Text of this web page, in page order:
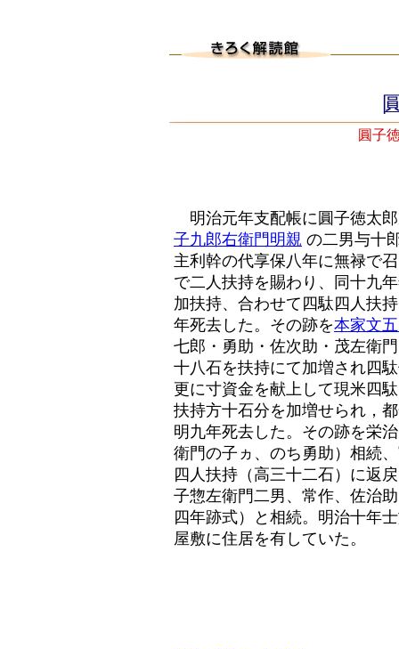
圓子
明治元年支配帳に 圓子徳太
子九郎右衛門明親 の二男与十
主利幹の代享保八年に無禄で
で二人扶持を賜わり、同十九
加扶持、合わせて四駄四人扶
年死去した。その跡を本家文
七郎・勇助・佐次助・茂左衛門
十八石を扶持にて加増され四
更に寸資金を献上して現米四
扶持方十石分を加増せられ，
明九年死去した。その跡を栄
衛門の子ヵ、のち勇助 ）相続
四人扶持（高三十二石）に返
子惣左衛門二男 、 常作、佐治
四年跡式）と相続。明治十年
屋敷に住居を有していた。